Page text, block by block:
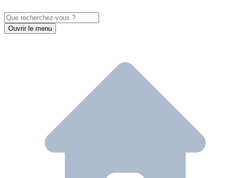
Ouvrir le menu